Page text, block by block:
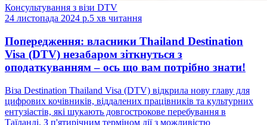
Консультування з візи DTV
24 листопада 2024 р.5 хв читання
Попередження: власники Thailand Destination
Visa (DTV) незабаром зіткнуться з
оподаткуванням – ось що вам потрібно знати!
Віза Destination Thailand Visa (DTV) відкрила нову главу для
цифрових кочівників, віддалених працівників та культурних
ентузіастів, які шукають довгострокове перебування в
Таїланді. З п'ятирічним терміном дії з можливістю